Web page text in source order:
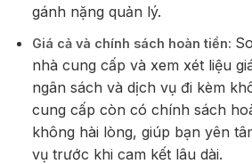
gánh nặng quản lý.
Giá cả và chính sách hoàn tiền:
nhà cung cấp và xem xét liệu
ngân sách và dịch vụ đi kèm
cung cấp còn có chính sách
không hài lòng, giúp bạn yên
vụ trước khi cam kết lâu dài.